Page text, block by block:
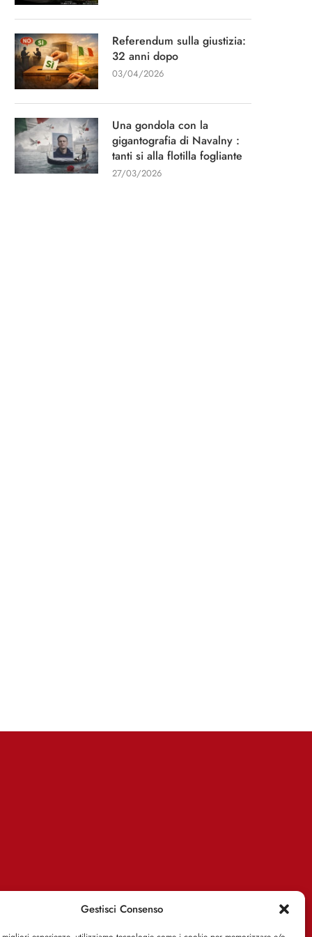
Gestisci Consenso
Referendum sulla giustizia:
32 anni dopo
03/04/2026
Una gondola con la
gigantografia di Navalny :
tanti si alla flotilla fogliante
27/03/2026